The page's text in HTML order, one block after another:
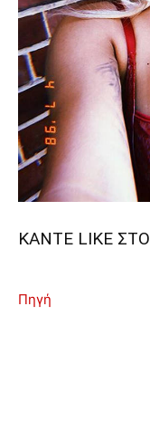
ΚΑΝΤΕ LIKE ΣΤΟ
Πηγή